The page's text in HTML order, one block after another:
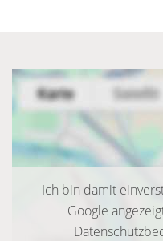
Ich bin damit
Google